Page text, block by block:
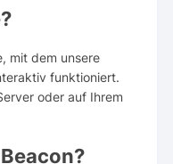
mit dem unsere
funktioniert.
oder auf Ihrem